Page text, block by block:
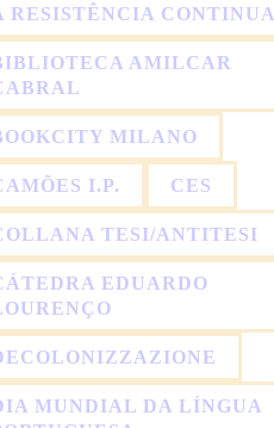
RESISTÊNCIA CONTINUA
AMILCAR
MILANO
I.P. CES
TESI/ANTITESI
EDUARDO
MUNDIAL DA LÍNGUA